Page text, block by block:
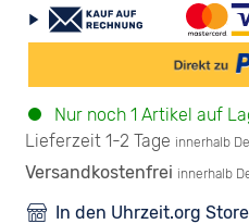
Nur noch 1 Artikel auf
Lieferzeit 1-2 Tage innerhalb
Versandkostenfrei innerhalb
In den Uhrzeit.org